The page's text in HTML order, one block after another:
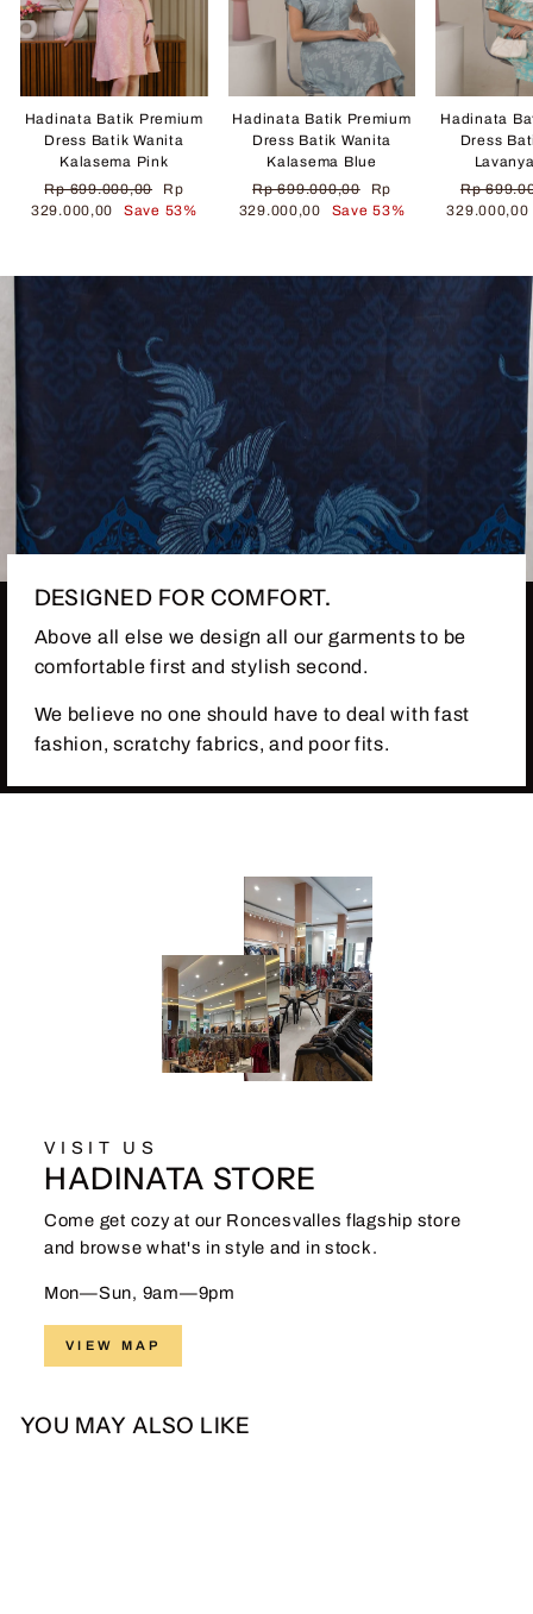
Hadinata Batik Premium
Dress Batik Wanita
Kalasema Pink
Regular
price
Rp 699.000,00
Sale
price
Rp
329.000,00
Save 53%
Hadinata Batik Premium
Dress Batik Wanita
Kalasema Blue
Regular
price
Rp 699.000,00
Sale
price
Rp
329.000,00
Save 53%
Hadinata
Dress
Regular
price
Rp
329.000,00
DESIGNED FOR COMFORT.
Above all else we design all our garments to be
comfortable first and stylish second.
We believe no one should have to deal with fast
fashion, scratchy fabrics, and poor fits.
VISIT US
HADINATA STORE
Come get cozy at our Roncesvalles flagship store
and browse what's in style and in stock.
Mon—Sun, 9am—9pm
VIEW MAP
YOU MAY ALSO LIKE